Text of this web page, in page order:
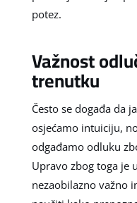
potez.
Važnost
trenutku
Često se događa da
osjećamo intuiciju,
odgađamo odluku
Upravo zbog toga je
nezaobilazno važno